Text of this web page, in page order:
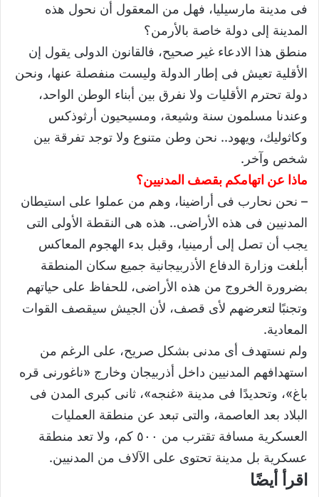
فى مدينة مارسيليا، فهل من المعقول أن نحول هذه
المدينة إلى دولة خاصة بالأرمن؟
منطق هذا الادعاء غير صحيح، فالقانون الدولى يقول إن
الأقلية تعيش فى إطار الدولة وليست منفصلة عنها، ونحن
دولة تحترم الأقليات ولا نفرق بين أبناء الوطن الواحد،
وعندنا مسلمون سنة وشيعة، ومسيحيون أرثوذكس
وكاثوليك، ويهود.. نحن وطن متنوع ولا توجد تفرقة بين
شخص وآخر.
ماذا عن اتهامكم بقصف المدنيين؟
– نحن نحارب فى أراضينا، وهم من عملوا على استيطان
المدنيين فى هذه الأراضى.. هذه هى النقطة الأولى التى
يجب أن تصل إلى أرمينيا، وقبل بدء الهجوم المعاكس
أبلغت وزارة الدفاع الأذربيجانية جميع سكان المنطقة
بضرورة الخروج من هذه الأراضى، للحفاظ على حياتهم
وتجنبًا لتعرضهم لأى قصف، لأن الجيش سيقصف القوات
المعادية.
ولم نستهدف أى مدنى بشكل صريح، على الرغم من
استهدافهم المدنيين داخل أذربيجان وخارج «ناغورنى قره
باغ»، وتحديدًا فى مدينة «غنجه»، ثانى كبرى المدن فى
البلاد بعد العاصمة، والتى تبعد عن منطقة العمليات
العسكرية مسافة تقترب من ٥٠٠ كم، ولا تعد منطقة
عسكرية بل مدينة تحتوى على الآلاف من المدنيين.
اقرأ أيضًا